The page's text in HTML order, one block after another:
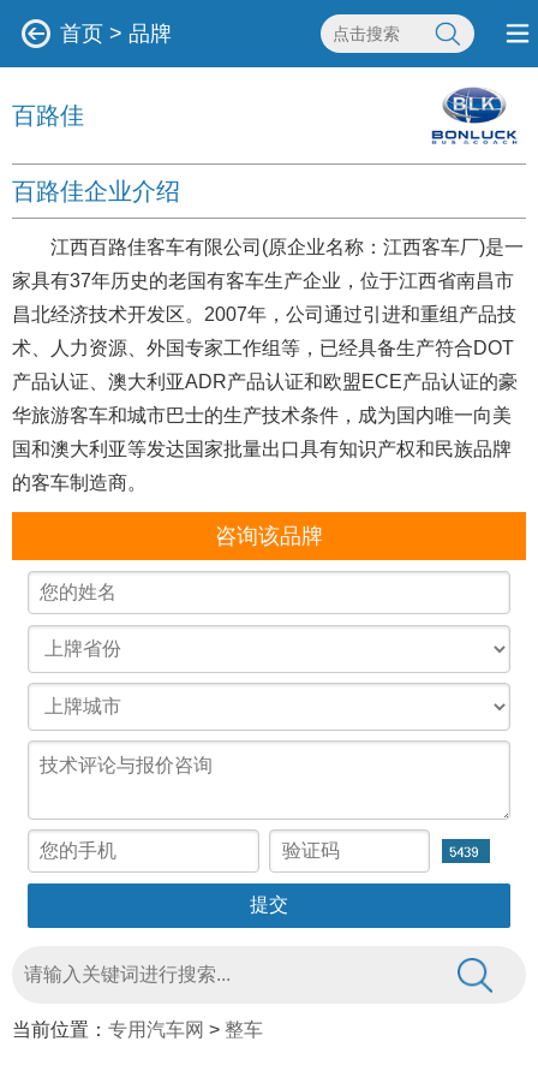
首页 > 品牌
百路佳
百路佳企业介绍
江西百路佳客车有限公司(原企业名称：江西客车厂)是一
家具有37年历史的老国有客车生产企业，位于江西省南昌市
昌北经济技术开发区。2007年，公司通过引进和重组产品技
术、人力资源、外国专家工作组等，已经具备生产符合DOT
产品认证、澳大利亚ADR产品认证和欧盟ECE产品认证的豪
华旅游客车和城市巴士的生产技术条件，成为国内唯一向美
国和澳大利亚等发达国家批量出口具有知识产权和民族品牌
的客车制造商。
咨询该品牌
当前位置： 专用汽车网 > 整车